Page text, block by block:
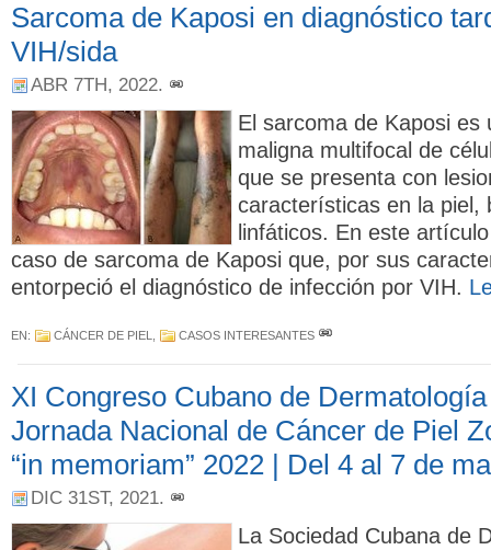
Sarcoma de Kaposi en diagnóstico
VIH/sida
ABR 7TH, 2022.
El sarcoma de Kaposi es
maligna multifocal de
que se presenta con
características en la piel,
linfáticos. En este
caso de sarcoma de Kaposi que, por sus
entorpeció el diagnóstico de infección por VIH.
EN: CÁNCER DE PIEL CASOS INTERESANTES
XI Congreso Cubano de
Jornada Nacional de Cáncer de Piel
“in memoriam” 2022 | Del 4 al 7 de
DIC 31ST, 2021.
La Sociedad Cubana de